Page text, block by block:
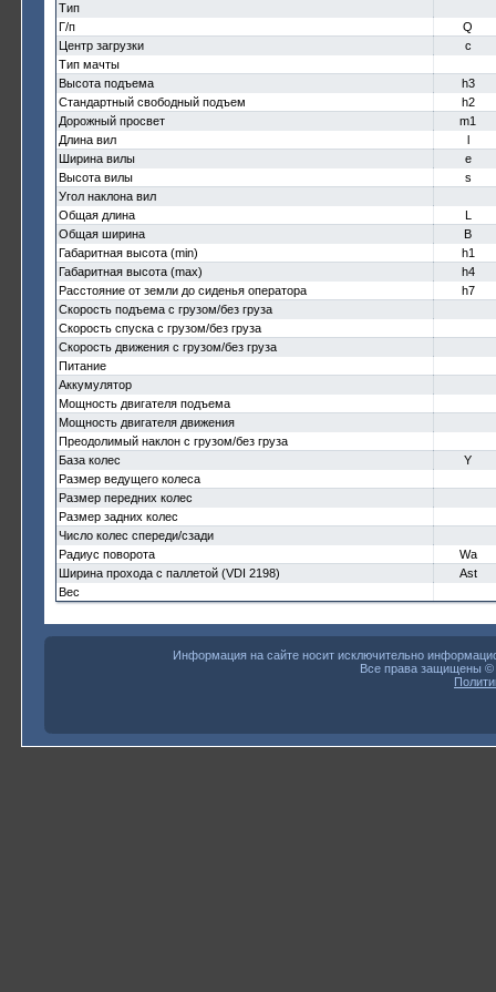
Тип
Г/п
Q
Центр загрузки
c
Тип мачты
Высота подъема
h3
Стандартный свободный подъем
h2
Дорожный просвет
m1
Длина вил
l
Ширина вилы
e
Высота вилы
s
Угол наклона вил
Общая длина
L
Общая ширина
B
Габаритная высота (min)
h1
Габаритная высота (max)
h4
Расстояние от земли до сиденья оператора
h7
Скорость подъема с грузом/без груза
Скорость спуска с грузом/без груза
Скорость движения с грузом/без груза
Питание
Аккумулятор
Мощность двигателя подъема
Мощность двигателя движения
Преодолимый наклон с грузом/без груза
База колес
Y
Размер ведущего колеса
Размер передних колес
Размер задних колес
Число колес спереди/сзади
Радиус поворота
Wa
Ширина прохода с паллетой (VDI 2198)
Ast
Вес
Информация на сайте носит исключительно
Все права защищены ©